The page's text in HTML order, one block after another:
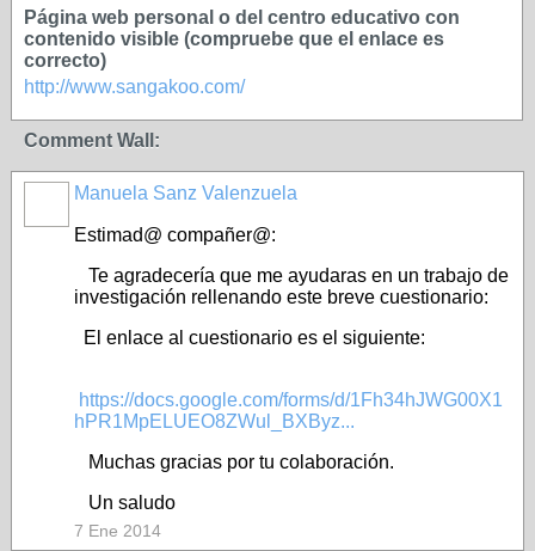
Página web personal o del centro educativo con
contenido visible (compruebe que el enlace es
correcto)
http://www.sangakoo.com/
Comment Wall:
Manuela Sanz Valenzuela
Estimad@ compañer@:
Te agradecería que me ayudaras en un trabajo de
investigación rellenando este breve cuestionario:
El enlace al cuestionario es el siguiente:
https://docs.google.com/forms/d/1Fh34hJWG00X1
hPR1MpELUEO8ZWul_BXByz...
Muchas gracias por tu colaboración.
Un saludo
7 Ene 2014